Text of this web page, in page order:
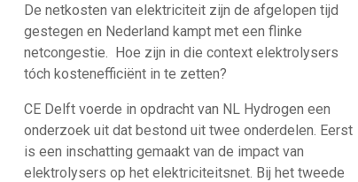
​De netkosten van elektriciteit zijn de afgelopen tijd
gestegen en Nederland kampt met een flinke
netcongestie. Hoe zijn in die context elektrolysers
tóch kostenefficiënt in te zetten?
CE Delft voerde in opdracht van NL Hydrogen een
onderzoek uit dat bestond uit twee onderdelen. Eerst
is een inschatting gemaakt van de impact van
elektrolysers op het elektriciteitsnet. Bij het tweede